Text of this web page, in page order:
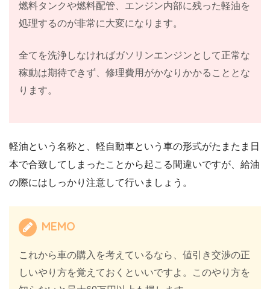
燃料タンクや燃料配管、エンジン内部に残った軽油を
処理するのが非常に大変になります。
全てを洗浄しなければガソリンエンジンとして正常な
稼動は期待できず、修理費用がかなりかかることとな
ります。
軽油という名称と、軽自動車という車の形式がたまたま日
本で合致してしまったことから起こる間違いですが、給油
の際にはしっかり注意して行いましょう。
MEMO
これから車の購入を考えているなら、値引き交渉の正
しいやり方を覚えておくといいですよ。このやり方を